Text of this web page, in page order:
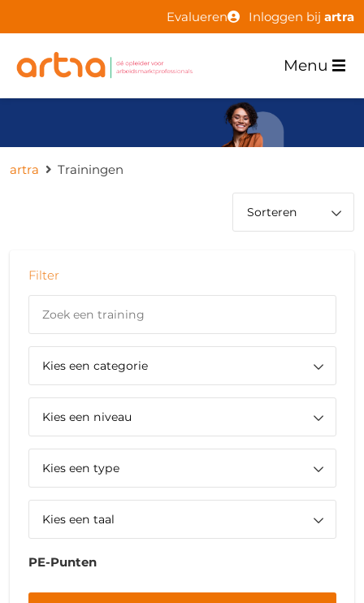
Evalueren Inloggen bij artra
Menu
artra Trainingen
Filter
PE-Punten